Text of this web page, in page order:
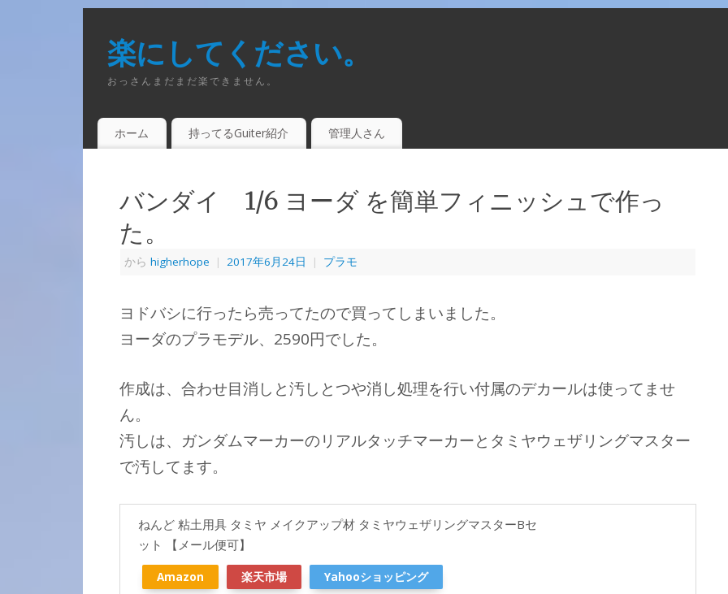
楽にしてください。
おっさんまだまだ楽できません。
ホーム 持ってるGuiter紹介 管理人さん
バンダイ 1/6 ヨーダ を簡単フィニッシュで作っ
た。
から higherhope | 2017年6月24日 | プラモ
ヨドバシに行ったら売ってたので買ってしまいました。
ヨーダのプラモデル、2590円でした。
作成は、合わせ目消しと汚しとつや消し処理を行い付属のデカールは使ってませ
ん。
汚しは、ガンダムマーカーのリアルタッチマーカーとタミヤウェザリングマスター
で汚してます。
ねんど 粘土用具 タミヤ メイクアップ材 タミヤウェザリングマスターBセ
ット 【メール便可】
Amazon 楽天市場 Yahooショッピング